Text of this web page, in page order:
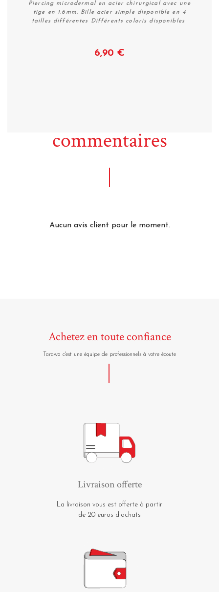
Piercing microdermal en acier chirurgical avec une
tige en 1.6mm. Bille acier simple disponible en 4
tailles différentes Différents coloris disponibles
6,90 €
commentaires
Aucun avis client pour le moment.
Achetez en toute confiance
Tarawa c'est une équipe de professionnels à votre écoute
Livraison offerte
La livraison vous est offerte à partir
de 20 euros d'achats